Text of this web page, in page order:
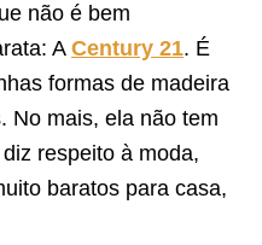
não é bem
A Century 21. É
formas de madeira
No mais, ela não tem
respeito à moda,
baratos para casa,